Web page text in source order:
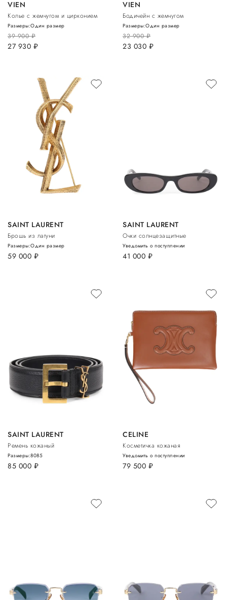
VIEN
Колье с жемчугом и цирконием
39 900руб.
27 930 руб.
Размеры:Один размер
VIEN
Бодичейн с жемчугом
32 900руб.
23 030 руб.
Размеры:Один размер
SAINT LAURENT
Брошь из латуни
59 000 руб.
Размеры:Один размер
SAINT LAURENT
Очки солнцезащитные
41 000 руб.
Уведомить о поступлении
SAINT LAURENT
Ремень кожаный
85 000 руб.
Размеры:8085
CELINE
Косметичка кожаная
79 500 руб.
Уведомить о поступлении